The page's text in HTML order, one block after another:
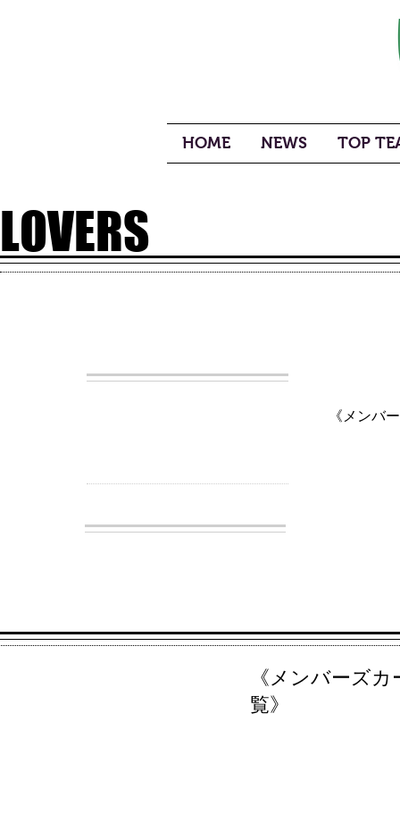
HOME NEWS TOP
LOVERS
《メンバ
《メンバーズ
覧》